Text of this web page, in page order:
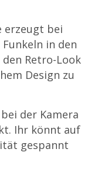
erzeugt bei
in den
Retro-Look
Design zu
der Kamera
Ihr könnt auf
gespannt